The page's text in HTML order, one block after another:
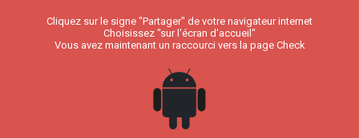
Cliquez sur le signe "Partager" de votre navigateur internet
Choisissez "sur l'écran d'accueil"
Vous avez maintenant un raccourci vers la page Check